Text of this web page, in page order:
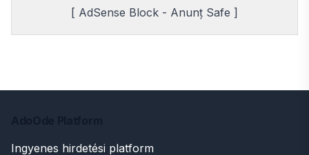
[ AdSense Block - Anunț Safe ]
Ingyenes hirdetési platform